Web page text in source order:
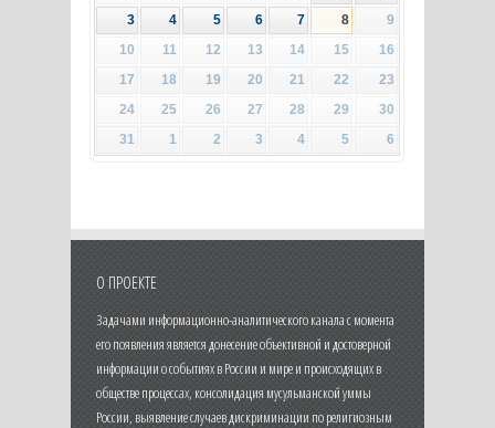
3
4 5 6 7 8
9
10
11 12 13 14 15
16
17
18 19 20 21 22
23
24
25 26 27 28 29
30
31
1 2 3 4 5 6
О ПРОЕКТЕ
Задачами информационно-аналитического канала с момента
его появления является донесение объективной и достоверной
информации о событиях в России и мире и происходящих в
обществе процессах, консолидация мусульманской уммы
России, выявление случаев дискриминации по религиозным